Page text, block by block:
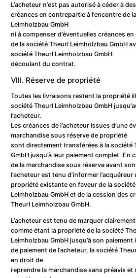
L’acheteur n’est pas autorisé à céder à
créances en contrepartie à l’encontre de
Leimholzbau GmbH
ni à compenser d’éventuelles créances
de la société Theurl Leimholzbau GmbH
société Theurl Leimholzbau GmbH
découlant du contrat.
VIII. Réserve de propriété
Toutes les livraisons restent la propriété
société Theurl Leimholzbau GmbH
l’acheteur.
Les créances de l’acheteur issues d’une
marchandise sous réserve de propriété
sont directement transférées à la société
GmbH jusqu’à leur paiement complet. En
de la marchandise sous réserve avant
l’acheteur est tenu d’informer l’acquéreur
propriété existante en faveur de la
Leimholzbau GmbH et de la cession des
Theurl Leimholzbau GmbH.
L’acheteur est tenu de marquer
comme étant la propriété de la société
Leimholzbau GmbH jusqu’à son
de paiement de l’acheteur, la société
en droit de
reprendre la marchandise sans préavis et